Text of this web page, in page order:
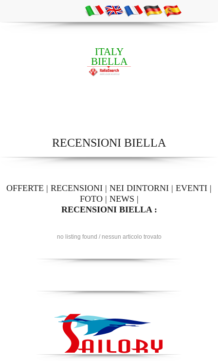
ITALY
BIELLA
RECENSIONI BIELLA
OFFERTE | RECENSIONI | NEI DINTORNI | EVENTI |
FOTO| NEWS |
RECENSIONI BIELLA :
no listing found / nessun articolo trovato